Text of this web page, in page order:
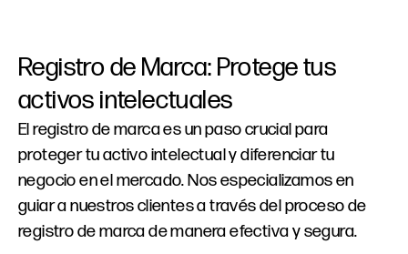
Registro de Marca: Protegetus
activos intelectuales
El registro de marca es un paso crucial para
proteger tu activo intelectual y diferenciar tu
negocio en el mercado. Nos especializamos en
guiar a nuestros clientes a través del proceso de
registro de marca de manera efectiva y segura.